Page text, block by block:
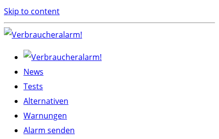
Skip to content
News
Tests
Alternativen
Warnungen
Alarm senden